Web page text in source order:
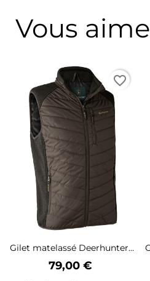
Vous
Gilet matelassé Deerhunter...
Prix
79,00 €
favorite_border